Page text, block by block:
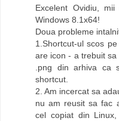
Excelent Ovidiu,
Windows 8.1x64!
Doua probleme
1.Shortcut-ul scos
are icon - a trebuit
.png din arhiva ca
shortcut.
2. Am incercat sa
nu am reusit sa fac
cel copiat din